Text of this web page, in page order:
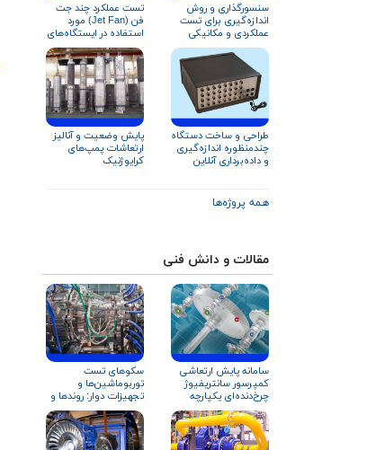
سنسورگذاری و روش
اندازه‌گیری برای تست‌
عملکردی و مکانیکی
توربین گاز زیمنس
SGT-۶۰۰
تست عملکرد چند جت
فن (Jet Fan) مورد
استفاده در ایستگاه‌های
آتش‌نشانی
طراحی و ساخت دستگاه
چندمنظوره اندازه‌گیری
و داده‌برداری آنلاین
پایش وضعیت و آنالیز
ارتعاشات پمپ‌های
کرایوژنیک
همه پروژه‌ها
مقالات و دانش فنی
سامانه پایش ارتعاشی
کمپرسور سانتریفیوژ
چرخ‌دنده‌ای یکپارچه
سکوهای تست
توربوماشین‌ها و
تجهیزات دوار: روندها و
کاربردها